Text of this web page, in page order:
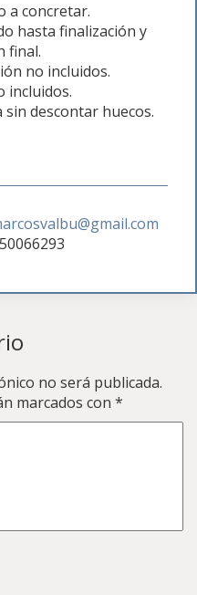
a concretar.
hasta finalización y
final.
no incluidos.
incluidos.
descontar huecos.
no será publicada.
marcados con *